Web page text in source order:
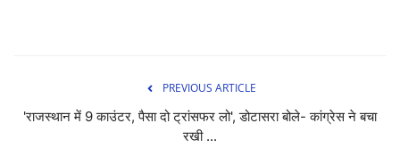
PREVIOUS ARTICLE
'राजस्थान में 9 काउंटर, पैसा दो ट्रांसफर लो', डोटासरा बोले- कांग्रेस ने बचा
रखी ...